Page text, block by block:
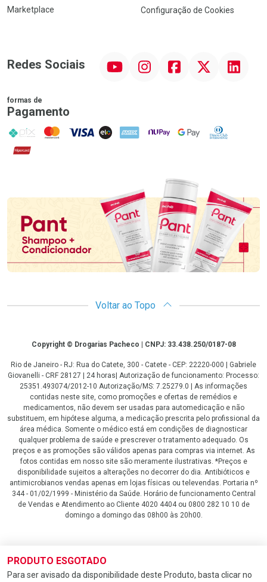
PRODUTO ESGOTADO
Para ser avisado da disponibilidade deste Produto, basta clicar no
Marketplace
Configuração de Cookies
Redes Sociais InstagramFacebook Linkedin
formas de
Pagamento
PIX MasterCard
VISA ELO AMEX NuPay Google PayDiners Club
Hipercard
Promoção em Destaque
Voltar ao Topo
CopyrightCopyright © Drogarias Pacheco | CNPJ: 33.438.250/0187-08
Rio de Janeiro - RJ: Rua do Catete, 300 - Catete - CEP: 22220-000 | Gabriele
Giovanelli - CRF 28127 | 24 horas| Autorização de funcionamento: Processo:
25351.493074/2012-10 Autorização/MS: 7.25279.0 | As informações
contidas neste site, como promoções e ofertas de remédios e
medicamentos, não devem ser usadas para automedicação e não
substituem, em hipótese alguma, a medicação prescrita pelo profissional da
área médica. Somente o médico está em condições de diagnosticar
qualquer problema de saúde e prescrever o tratamento adequado. Os
preços e as promoções são válidos apenas para compras via internet. As
fotos contidas em nosso site são meramente ilustrativas. *Preços e
disponibilidade sujeitos a alterações no decorrer do dia. Antibióticos e
antimicrobianos vendas apenas em lojas físicas ou televendas. Portaria nº
344 - 01/02/1999 - Ministério da Saúde. Horário de funcionamento Central
de Vendas e Atendimento ao Cliente 4020 4404 ou 0800 282 10 10 de
domingo a domingo das 08h00 às 20h00.